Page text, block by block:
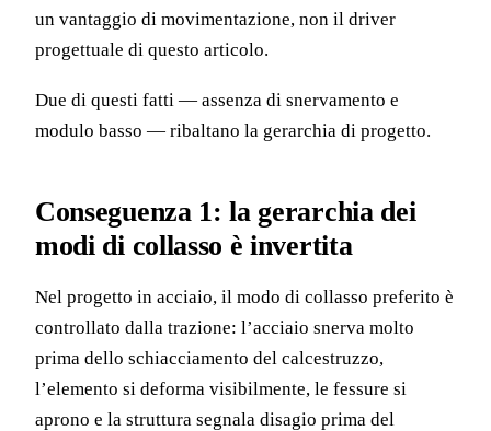
un vantaggio di movimentazione, non il driver
progettuale di questo articolo.
Due di questi fatti — assenza di snervamento e
modulo basso — ribaltano la gerarchia di progetto.
Conseguenza 1: la gerarchia dei
modi di collasso è invertita
Nel progetto in acciaio, il modo di collasso preferito è
controllato dalla trazione: l’acciaio snerva molto
prima dello schiacciamento del calcestruzzo,
l’elemento si deforma visibilmente, le fessure si
aprono e la struttura segnala disagio prima del